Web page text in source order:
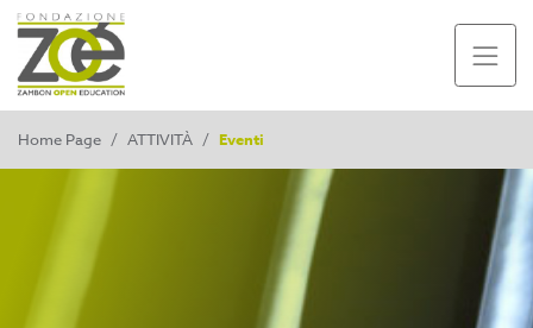
Home Page / ATTIVITÀ / Eventi